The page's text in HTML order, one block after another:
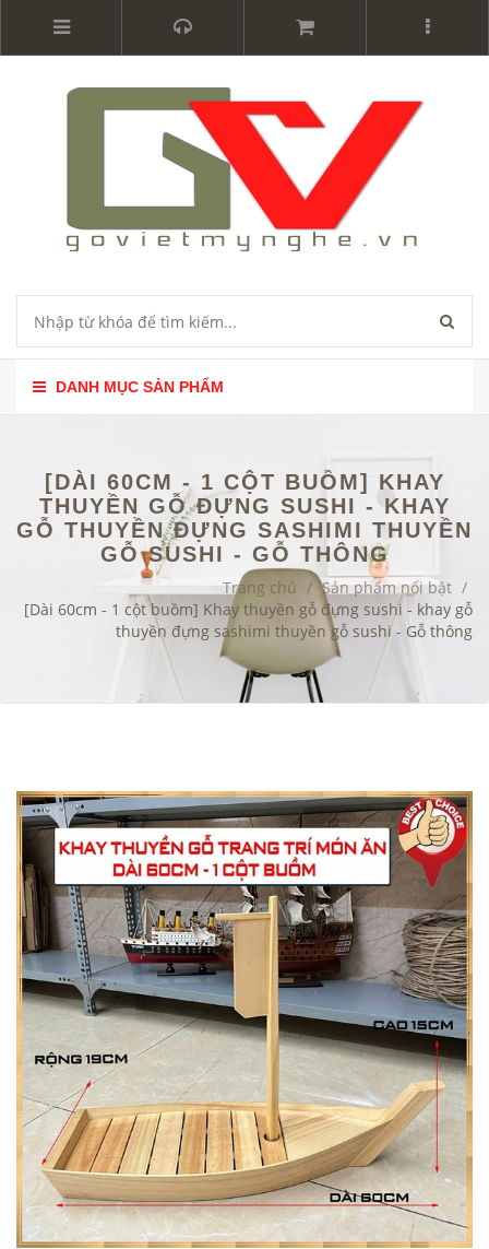
DANH MỤC SẢN PHẨM
[DÀI 60CM - 1 CỘT BUỒM] KHAY
THUYỀN GỖ ĐỰNG SUSHI - KHAY
GỖ THUYỀN ĐỰNG SASHIMI THUYỀN
GỖ SUSHI - GỖ THÔNG
Trang chủ / Sản phẩm nổi bật /
[Dài 60cm - 1 cột buồm] Khay thuyền gỗ đựng sushi - khay gỗ
thuyền đựng sashimi thuyền gỗ sushi - Gỗ thông